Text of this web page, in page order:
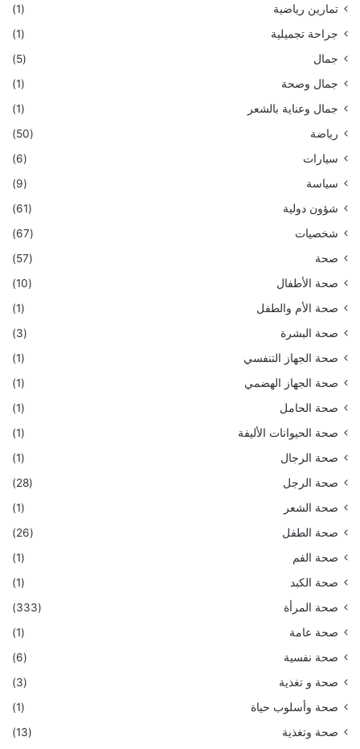
تمارين رياضية
(1)
جراحة تجميلية
(1)
جمال
(5)
جمال وصحة
(1)
جمال وعناية بالشعر
(1)
رياضة
(50)
سيارات
(6)
سياسة
(9)
شؤون دولية
(61)
شخصيات
(67)
صحة
(57)
صحة الأطفال
(10)
صحة الأم والطفل
(1)
صحة البشرة
(3)
صحة الجهاز التنفسي
(1)
صحة الجهاز الهضمي
(1)
صحة الحامل
(1)
صحة الحيوانات الأليفة
(1)
صحة الرجال
(1)
صحة الرجل
(28)
صحة الشعر
(1)
صحة الطفل
(26)
صحة الفم
(1)
صحة الكبد
(1)
صحة المرأة
(333)
صحة عامة
(1)
صحة نفسية
(6)
صحة و تغذية
(3)
صحة وأسلوب حياة
(1)
صحة وتغذية
(13)